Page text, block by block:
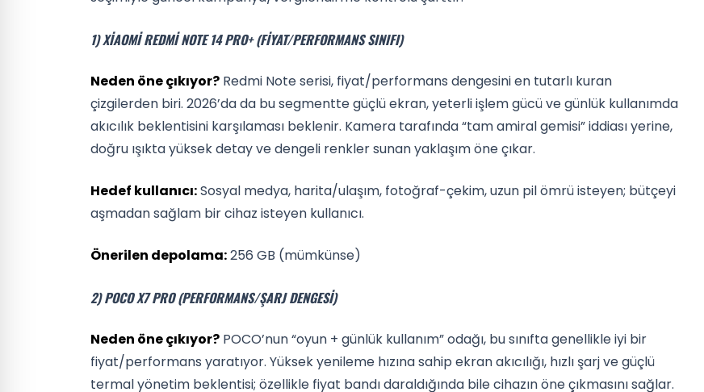
1) XIAOMI REDMI NOTE 14 PRO+ (FIYAT/PERFORMANS SINIFI)
Neden öne çıkıyor? Redmi Note serisi, fiyat/performans dengesini en tutarlı kuran
çizgilerden biri. 2026’da da bu segmentte güçlü ekran, yeterli işlem gücü ve günlük kullanımda
akıcılık beklentisini karşılaması beklenir. Kamera tarafında “tam amiral gemisi” iddiası yerine,
doğru ışıkta yüksek detay ve dengeli renkler sunan yaklaşım öne çıkar.
Hedef kullanıcı:Sosyal medya, harita/ulaşım, fotoğraf-çekim, uzun pil ömrü isteyen; bütçeyi
aşmadan sağlam bir cihaz isteyen kullanıcı.
Önerilen depolama:256 GB (mümkünse)
2) POCO X7 PRO (PERFORMANS/ŞARJ DENGESI)
Neden öne çıkıyor? POCO’nun “oyun + günlük kullanım” odağı, bu sınıfta genellikle iyi bir
fiyat/performans yaratıyor. Yüksek yenileme hızına sahip ekran akıcılığı, hızlı şarj ve güçlü
termal yönetim beklentisi; özellikle fiyat bandı daraldığında bile cihazın öne çıkmasını sağlar.